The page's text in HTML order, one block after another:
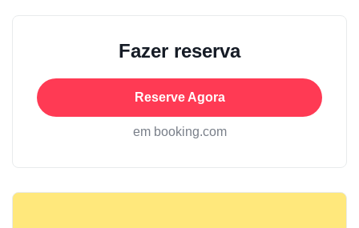
Fazer reserva
Reserve Agora
em booking.com